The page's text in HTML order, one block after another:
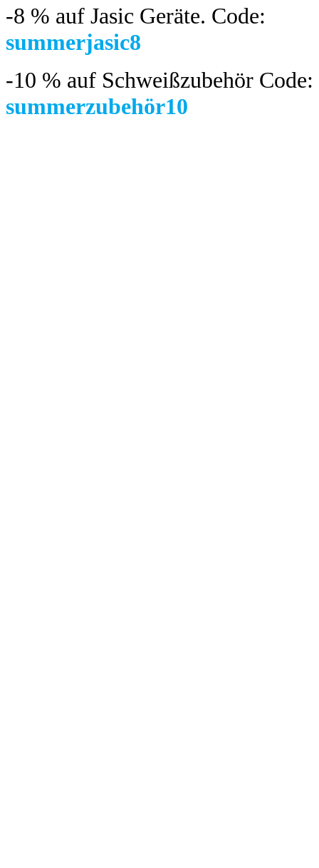
-8 % auf Jasic Geräte. Code:
summerjasic8
-10 % auf Schweißzubehör Code:
summerzubehör10